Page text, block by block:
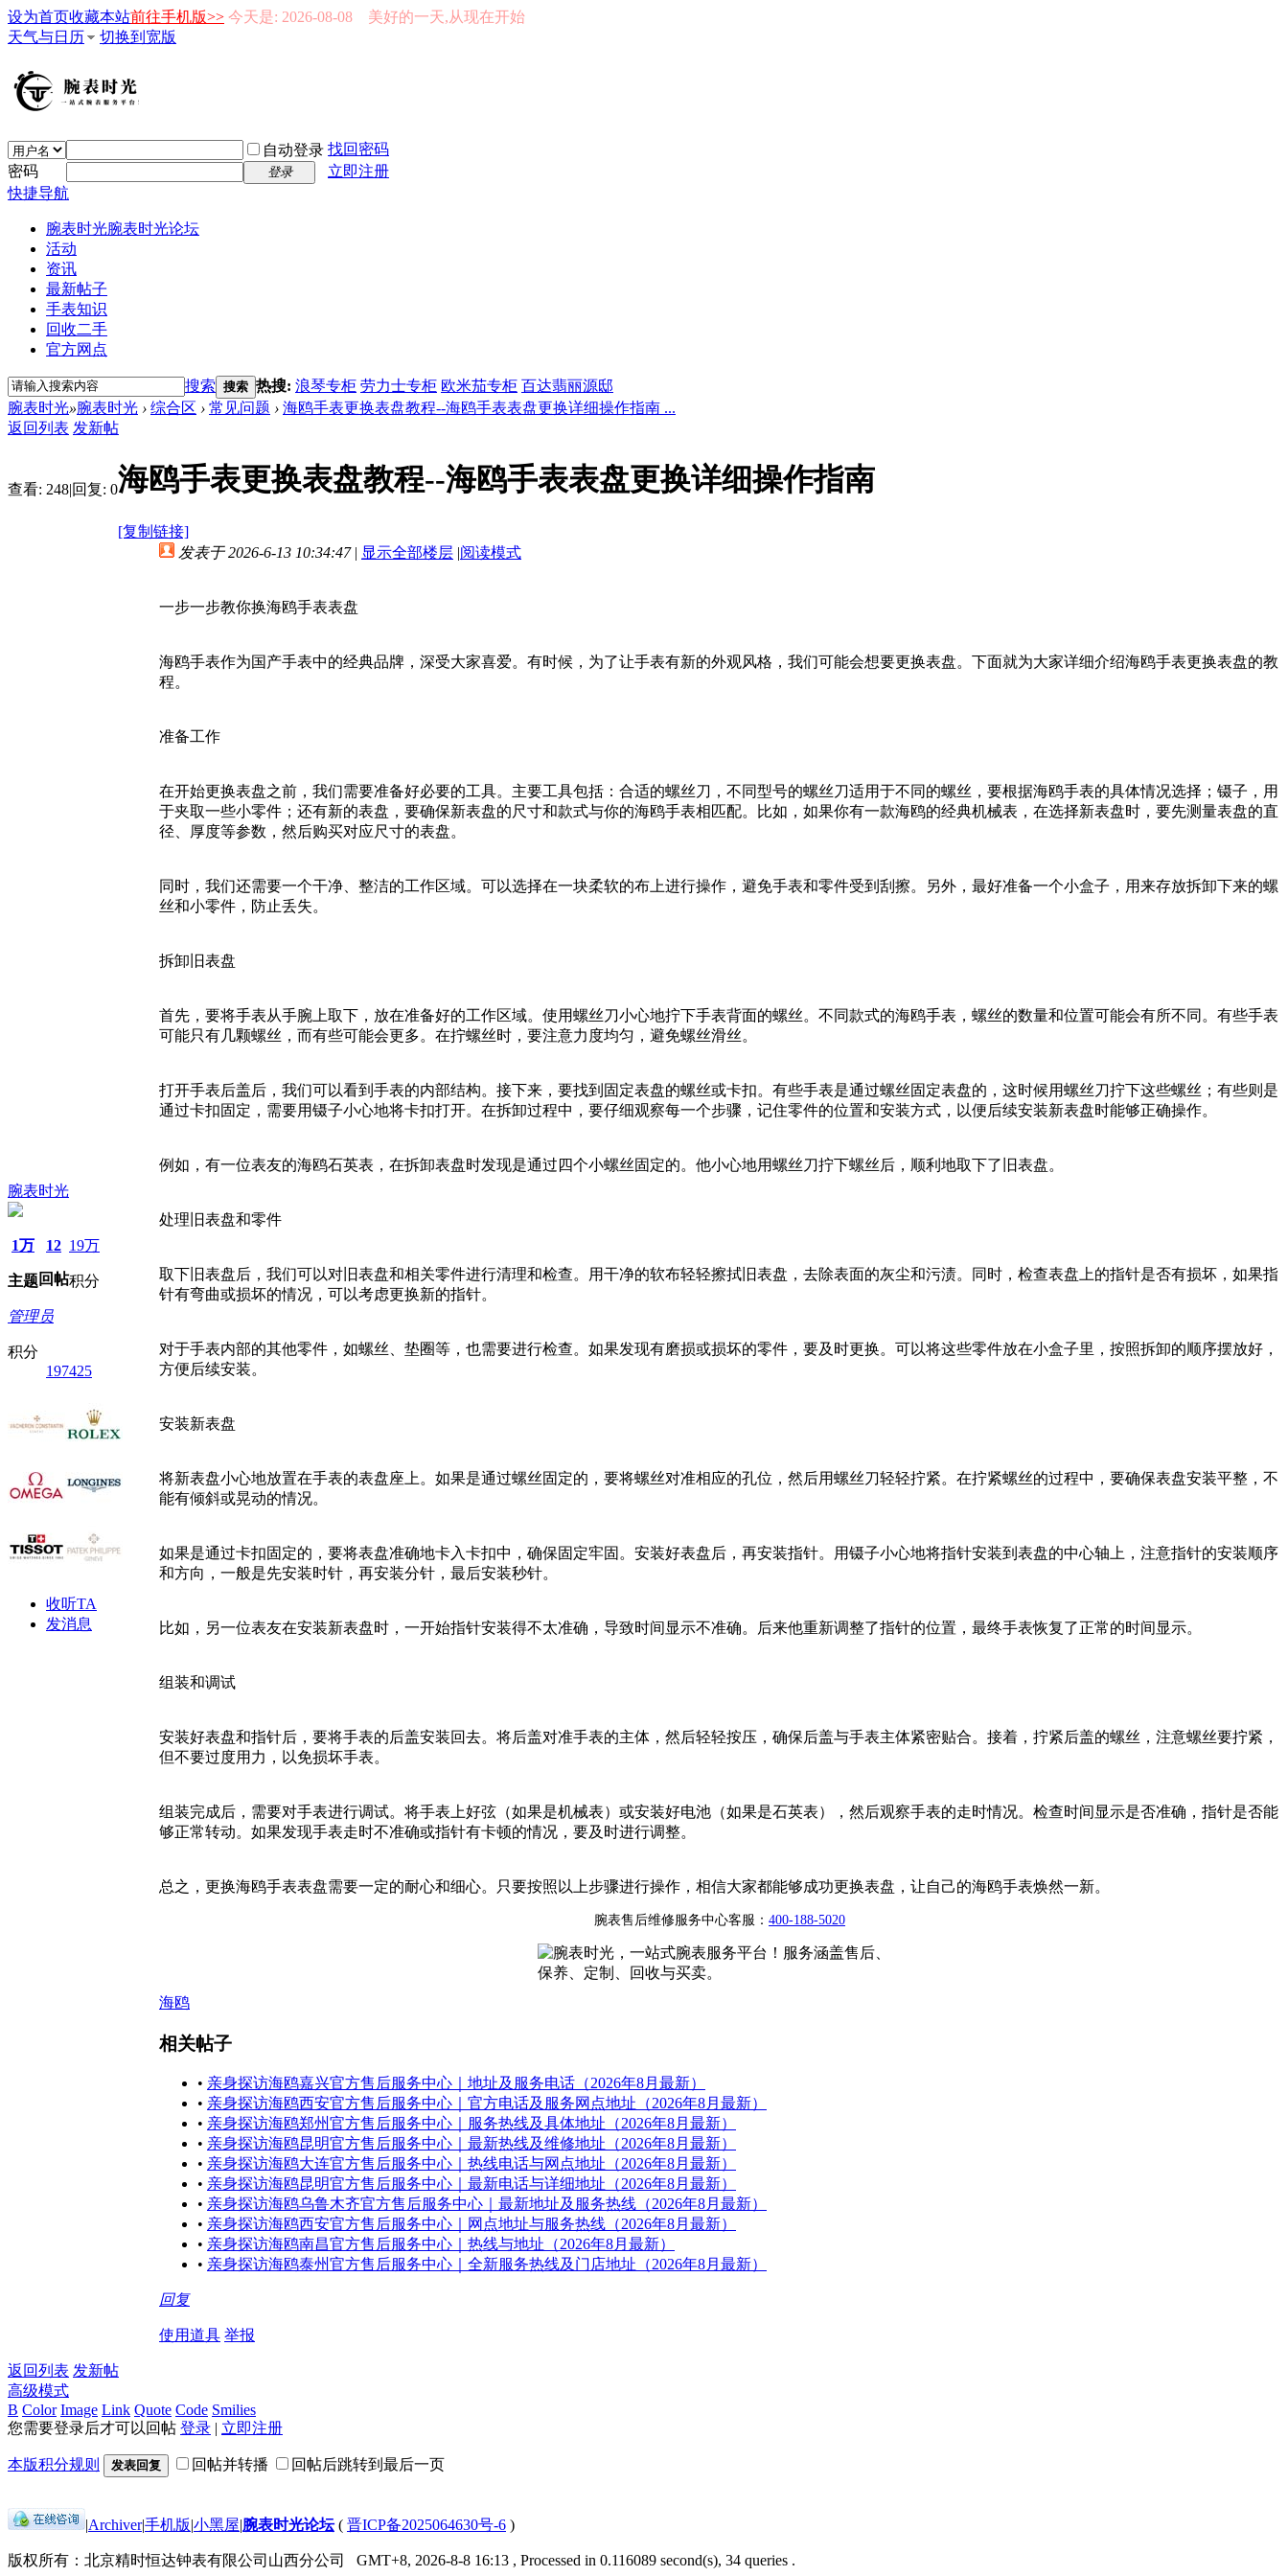
设为首页收藏本站前往手机版>> 今天是: 2026-08-08 美好的一天,从现在开始
天气与日历
切换到宽版
自动登录 找回密码
密码
登录
立即注册
快捷导航
腕表时光腕表时光论坛
活动
资讯
最新帖子
手表知识
回收二手
官方网点
搜索 搜索 热搜: 浪琴专柜 劳力士专柜 欧米茄专柜 百达翡丽源邸
腕表时光»腕表时光 › 综合区 › 常见问题 › 海鸥手表更换表盘教程--海鸥手表表盘更换详细操作指南 ...
返回列表 发新帖
查看: 248|回复: 0海鸥手表更换表盘教程--海鸥手表表盘更换详细操作指南
[复制链接]
腕表时光
1万
主题
12
回帖
19万
积分
管理员
积分
197425
收听TA
发消息
发表于 2026-6-13 10:34:47 | 显示全部楼层 |阅读模式
一步一步教你换海鸥手表表盘
海鸥手表作为国产手表中的经典品牌，深受大家喜爱。有时候，为了让手表有新的外观风格，我们可能会想要更换表盘。下面就为大家详细介绍海鸥手表更换表盘的教
程。
准备工作
在开始更换表盘之前，我们需要准备好必要的工具。主要工具包括：合适的螺丝刀，不同型号的螺丝刀适用于不同的螺丝，要根据海鸥手表的具体情况选择；镊子，用
于夹取一些小零件；还有新的表盘，要确保新表盘的尺寸和款式与你的海鸥手表相匹配。比如，如果你有一款海鸥的经典机械表，在选择新表盘时，要先测量表盘的直
径、厚度等参数，然后购买对应尺寸的表盘。
同时，我们还需要一个干净、整洁的工作区域。可以选择在一块柔软的布上进行操作，避免手表和零件受到刮擦。另外，最好准备一个小盒子，用来存放拆卸下来的螺
丝和小零件，防止丢失。
拆卸旧表盘
首先，要将手表从手腕上取下，放在准备好的工作区域。使用螺丝刀小心地拧下手表背面的螺丝。不同款式的海鸥手表，螺丝的数量和位置可能会有所不同。有些手表
可能只有几颗螺丝，而有些可能会更多。在拧螺丝时，要注意力度均匀，避免螺丝滑丝。
打开手表后盖后，我们可以看到手表的内部结构。接下来，要找到固定表盘的螺丝或卡扣。有些手表是通过螺丝固定表盘的，这时候用螺丝刀拧下这些螺丝；有些则是
通过卡扣固定，需要用镊子小心地将卡扣打开。在拆卸过程中，要仔细观察每一个步骤，记住零件的位置和安装方式，以便后续安装新表盘时能够正确操作。
例如，有一位表友的海鸥石英表，在拆卸表盘时发现是通过四个小螺丝固定的。他小心地用螺丝刀拧下螺丝后，顺利地取下了旧表盘。
处理旧表盘和零件
取下旧表盘后，我们可以对旧表盘和相关零件进行清理和检查。用干净的软布轻轻擦拭旧表盘，去除表面的灰尘和污渍。同时，检查表盘上的指针是否有损坏，如果指
针有弯曲或损坏的情况，可以考虑更换新的指针。
对于手表内部的其他零件，如螺丝、垫圈等，也需要进行检查。如果发现有磨损或损坏的零件，要及时更换。可以将这些零件放在小盒子里，按照拆卸的顺序摆放好，
方便后续安装。
安装新表盘
将新表盘小心地放置在手表的表盘座上。如果是通过螺丝固定的，要将螺丝对准相应的孔位，然后用螺丝刀轻轻拧紧。在拧紧螺丝的过程中，要确保表盘安装平整，不
能有倾斜或晃动的情况。
如果是通过卡扣固定的，要将表盘准确地卡入卡扣中，确保固定牢固。安装好表盘后，再安装指针。用镊子小心地将指针安装到表盘的中心轴上，注意指针的安装顺序
和方向，一般是先安装时针，再安装分针，最后安装秒针。
比如，另一位表友在安装新表盘时，一开始指针安装得不太准确，导致时间显示不准确。后来他重新调整了指针的位置，最终手表恢复了正常的时间显示。
组装和调试
安装好表盘和指针后，要将手表的后盖安装回去。将后盖对准手表的主体，然后轻轻按压，确保后盖与手表主体紧密贴合。接着，拧紧后盖的螺丝，注意螺丝要拧紧，
但不要过度用力，以免损坏手表。
组装完成后，需要对手表进行调试。将手表上好弦（如果是机械表）或安装好电池（如果是石英表），然后观察手表的走时情况。检查时间显示是否准确，指针是否能
够正常转动。如果发现手表走时不准确或指针有卡顿的情况，要及时进行调整。
总之，更换海鸥手表表盘需要一定的耐心和细心。只要按照以上步骤进行操作，相信大家都能够成功更换表盘，让自己的海鸥手表焕然一新。
腕表售后维修服务中心客服： 400-188-5020
海鸥
相关帖子
• 亲身探访海鸥嘉兴官方售后服务中心｜地址及服务电话（2026年8月最新）
• 亲身探访海鸥西安官方售后服务中心｜官方电话及服务网点地址（2026年8月最新）
• 亲身探访海鸥郑州官方售后服务中心｜服务热线及具体地址（2026年8月最新）
• 亲身探访海鸥昆明官方售后服务中心｜最新热线及维修地址（2026年8月最新）
• 亲身探访海鸥大连官方售后服务中心｜热线电话与网点地址（2026年8月最新）
• 亲身探访海鸥昆明官方售后服务中心｜最新电话与详细地址（2026年8月最新）
• 亲身探访海鸥乌鲁木齐官方售后服务中心｜最新地址及服务热线（2026年8月最新）
• 亲身探访海鸥西安官方售后服务中心｜网点地址与服务热线（2026年8月最新）
• 亲身探访海鸥南昌官方售后服务中心｜热线与地址（2026年8月最新）
• 亲身探访海鸥泰州官方售后服务中心｜全新服务热线及门店地址（2026年8月最新）
回复
使用道具 举报
返回列表 发新帖
高级模式
B Color Image Link Quote Code Smilies
您需要登录后才可以回帖 登录 | 立即注册
本版积分规则 发表回复 回帖并转播 回帖后跳转到最后一页
|Archiver|手机版|小黑屋|腕表时光论坛( 晋ICP备2025064630号-6 )
版权所有：北京精时恒达钟表有限公司山西分公司 GMT+8, 2026-8-8 16:13 , Processed in 0.116089 second(s), 34 queries .